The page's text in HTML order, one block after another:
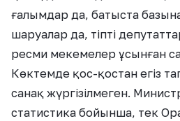
ғалымдар да, батыста
шаруалар да, тіпті
ресми мекемелер ұсынған
Көктемде қос-қостан егіз
санақ жүргізілмеген.
статистика бойынша, тек